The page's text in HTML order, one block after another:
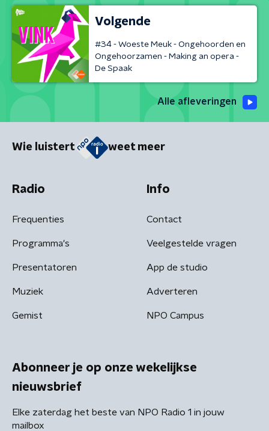
Volgende
#34 - Woeste Meuk - Ongehoorden en
Ongehoorzamen - Making an opera -
De Spaak
Alle afleveringen
Wie luistert weet meer
Radio
Frequenties
Programma's
Presentatoren
Muziek
Gemist
Info
Contact
Veelgestelde vragen
App de studio
Adverteren
NPO Campus
Abonneer je op onze wekelijkse
nieuwsbrief
Elke zaterdag het beste van NPO Radio 1 in jouw
mailbox